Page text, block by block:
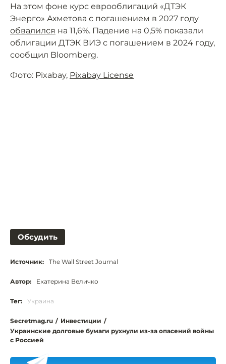
На этом фоне курс еврооблигаций «ДТЭК
Энерго» Ахметова с погашением в 2027 году
обвалился на 11,6%. Падение на 0,5% показали
облигации ДТЭК ВИЭ с погашением в 2024 году,
сообщил Bloomberg.
Фото: Pixabay, Pixabay License
Обсудить
Источник: The Wall Street Journal
Автор: Екатерина Величко
Тег: Украина
Secretmag.ru / Инвестиции /
Украинские долговые бумаги рухнули из-за опасений войны
с Россией